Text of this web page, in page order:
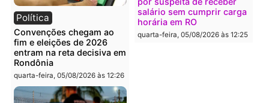
quarta-feira, 05/08/2026 às 12:46
Política